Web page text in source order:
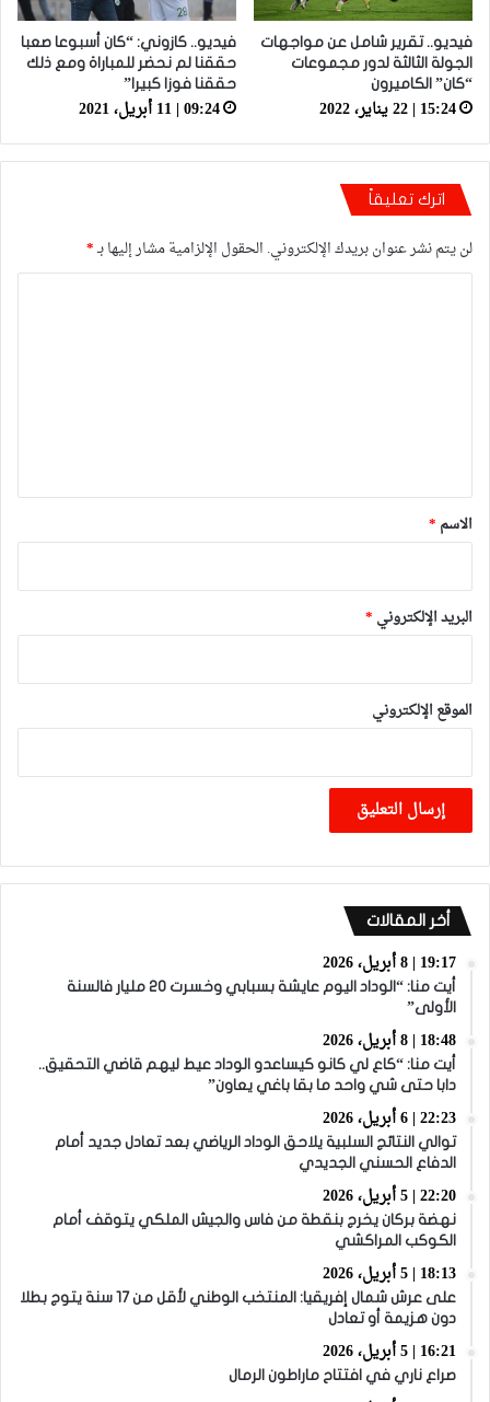
فيديو.. تقرير شامل عن مواجهات
الجولة الثالثة لدور مجموعات
“كان” الكاميرون
15:24 | 22 يناير، 2022
فيديو.. كازوني: “كان أسبوعا صعبا
حققنا لم نحضر للمباراة ومع ذلك
حققنا فوزا كبيرا”
09:24 | 11 أبريل، 2021
اترك تعليقاً
لن يتم نشر عنوان بريدك الإلكتروني. الحقول الإلزامية مشار إليها بـ*
*
الاسم *
البريد الإلكتروني *
الموقع الإلكتروني
أخر المقالات
19:17 | 8 أبريل، 2026
أيت منا: “الوداد اليوم عايشة بسبابي وخسرت 20 مليار فالسنة
الأولى”
18:48 | 8 أبريل، 2026
أيت منا: “كاع لي كانو كيساعدو الوداد عيط ليهم قاضي التحقيق..
دابا حتى شي واحد ما بقا باغي يعاون”
22:23 | 6 أبريل، 2026
توالي النتائج السلبية يلاحق الوداد الرياضي بعد تعادل جديد أمام
الدفاع الحسني الجديدي
22:20 | 5 أبريل، 2026
نهضة بركان يخرج بنقطة من فاس والجيش الملكي يتوقف أمام
الكوكب المراكشي
18:13 | 5 أبريل، 2026
على عرش شمال إفريقيا: المنتخب الوطني لأقل من 17 سنة يتوج بطلا
دون هزيمة أو تعادل
16:21 | 5 أبريل، 2026
صراع ناري في افتتاح ماراطون الرمال